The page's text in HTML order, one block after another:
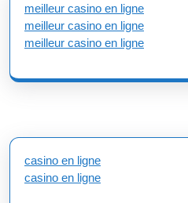
meilleur casino en ligne
meilleur casino en ligne
meilleur casino en ligne
casino en ligne
casino en ligne